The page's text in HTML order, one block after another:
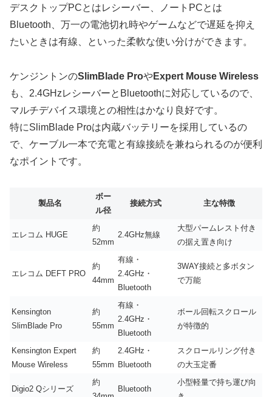
デスクトップPCとはレシーバー、ノートPCとは
Bluetooth、万一の電池切れ時やゲームなどで遅延を抑え
たいときは有線、といった柔軟な使い分けができます。
ケンジントンのSlimBlade ProやExpert Mouse Wireless
も、2.4GHzレシーバーとBluetoothに対応しているので、
マルチデバイス環境との相性はかなり良好です。
特にSlimBlade Proは内蔵バッテリーを採用しているの
で、ケーブル一本で充電と有線接続を兼ねられるのが便利
なポイントです。
製品名
ボー
ル径
接続方式 主な特徴
エレコム HUGE
約
52mm
2.4GHz無線
大型パームレスト付き
の据え置き向け
エレコム DEFT PRO
約
44mm
有線・
2.4GHz・
Bluetooth
3WAY接続と多ボタン
で万能
Kensington
SlimBlade Pro
約
55mm
有線・
2.4GHz・
Bluetooth
ボール回転スクロール
が特徴的
Kensington Expert
Mouse Wireless
約
55mm
2.4GHz・
Bluetooth
スクロールリング付き
の大玉定番
Digio2 Qシリーズ
約
Bluetooth
小型軽量で持ち運び向